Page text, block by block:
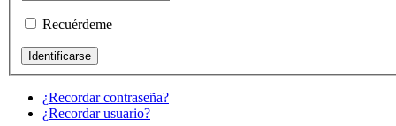
Recuérdeme
¿Recordar contraseña?
¿Recordar usuario?